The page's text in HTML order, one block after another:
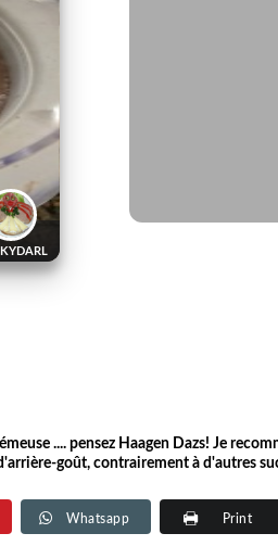
.... pensez Haagen Dazs! Je
goût, contrairement à d'autres
Whatsapp Print